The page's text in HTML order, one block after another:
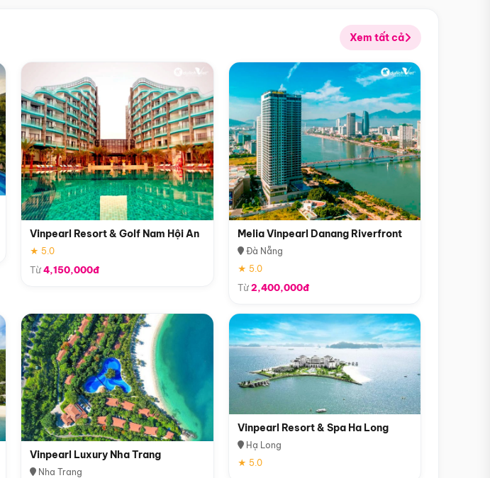
Xem tất cả
Vinpearl Resort & Golf Nam Hội An
★ 5.0
Từ4,150,000đ
Melia Vinpearl Danang Riverfront
Đà Nẵng
★ 5.0
Từ2,400,000đ
Vinpearl Luxury Nha Trang
Nha Trang
Vinpearl Resort & Spa Ha Long
Hạ Long
★ 5.0